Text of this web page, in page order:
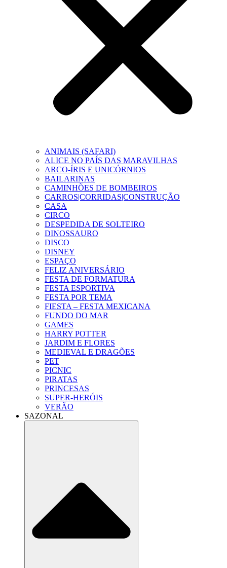
ANIMAIS (SAFARI)
ALICE NO PAÍS DAS MARAVILHAS
ARCO-ÍRIS E UNICÓRNIOS
BAILARINAS
CAMINHÕES DE BOMBEIROS
CARROS|CORRIDAS|CONSTRUÇÃO
CASA
CIRCO
DESPEDIDA DE SOLTEIRO
DINOSSAURO
DISCO
DISNEY
ESPAÇO
FELIZ ANIVERSÁRIO
FESTA DE FORMATURA
FESTA ESPORTIVA
FESTA POR TEMA
FIESTA – FESTA MEXICANA
FUNDO DO MAR
GAMES
HARRY POTTER
JARDIM E FLORES
MEDIEVAL E DRAGÕES
PET
PICNIC
PIRATAS
PRINCESAS
SUPER-HERÓIS
VERÃO
SAZONAL